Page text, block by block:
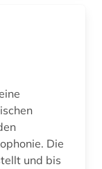
Die
und bis